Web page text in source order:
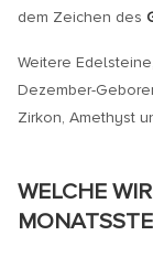
dem Zeichen des
Weitere
Dezember-
Zirkon, Amethyst
WELCHE